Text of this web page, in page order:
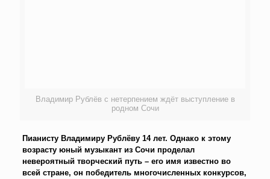
Владимир Рублёв с нетерпением ждёт выступление в
родном Сочи
Пианисту Владимиру Рублёву 14 лет. Однако к этому
возрасту юный музыкант из Сочи проделал
невероятный творческий путь – его имя известно во
всей стране, он победитель многочисленных конкурсов,